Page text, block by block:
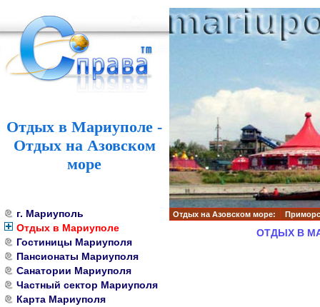
Отдых в Мариуполе -
Отдых на Азовском
море
г. Мариуполь
Отдых в Мариуполе
Гостиницы Мариуполя
Пансионаты Мариуполя
Санатории Мариуполя
Частный сектор Мариуполя
Карта Мариуполя
Отдых на Азовском море:
ОТДЫХ В